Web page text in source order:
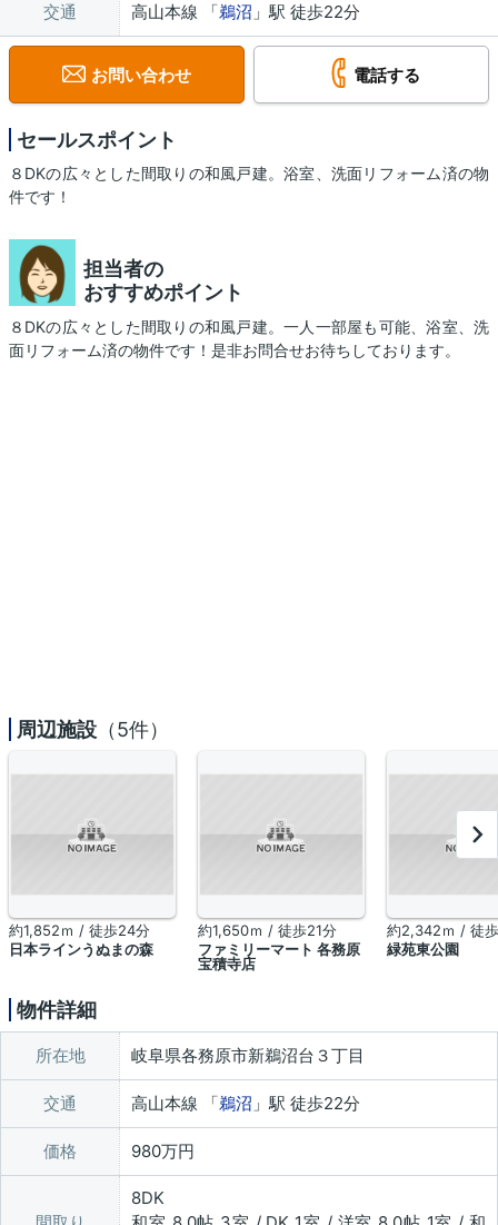
交通 高山本線 「鵜沼 」駅 徒歩22分
お問い合わせ 電話する
セールスポイント
８DKの広々とした間取りの和風戸建。浴室、洗面リフォーム済の物
件です！
担当者の
おすすめポイント
８DKの広々とした間取りの和風戸建。一人一部屋も可能、浴室、洗
面リフォーム済の物件です！是非お問合せお待ちしております。
周辺施設 （5件）
約1,852ｍ / 徒歩24分
日本ラインうぬまの森
約1,650ｍ / 徒歩21分
ファミリーマート 各務原
宝積寺店
約2,342ｍ / 徒
緑苑東公園
物件詳細
所在地 岐阜県各務原市新鵜沼台３丁目
交通 高山本線 「鵜沼 」駅 徒歩22分
価格 980万円
8DK